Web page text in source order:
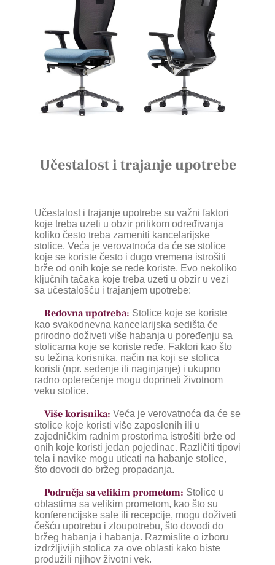
Učestalost i trajanje upotrebe
Učestalost i trajanje upotrebe su važni faktori
koje treba uzeti u obzir prilikom određivanja
koliko često treba zameniti kancelarijske
stolice. Veća je verovatnoća da će se stolice
koje se koriste često i dugo vremena istrošiti
brže od onih koje se ređe koriste. Evo nekoliko
ključnih tačaka koje treba uzeti u obzir u vezi
sa učestalošću i trajanjem upotrebe:
Redovna upotreba: Stolice koje se koriste
kao svakodnevna kancelarijska sedišta će
prirodno doživeti više habanja u poređenju sa
stolicama koje se koriste ređe. Faktori kao što
su težina korisnika, način na koji se stolica
koristi (npr. sedenje ili naginjanje) i ukupno
radno opterećenje mogu doprineti životnom
veku stolice.
Više korisnika: Veća je verovatnoća da će se
stolice koje koristi više zaposlenih ili u
zajedničkim radnim prostorima istrošiti brže od
onih koje koristi jedan pojedinac. Različiti tipovi
tela i navike mogu uticati na habanje stolice,
što dovodi do bržeg propadanja.
Područja sa velikim prometom: Stolice u
oblastima sa velikim prometom, kao što su
konferencijske sale ili recepcije, mogu doživeti
češću upotrebu i zloupotrebu, što dovodi do
bržeg habanja i habanja. Razmislite o izboru
izdržljivijih stolica za ove oblasti kako biste
produžili njihov životni vek.